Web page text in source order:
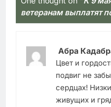
ветеранам выплатят
Абра
Цвет и
подвиг не
сердцах!
живущих и